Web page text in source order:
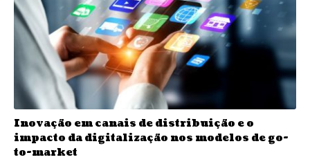
Inovação em canais de distribuição e o
impacto da digitalização nos modelos de go-
to-market